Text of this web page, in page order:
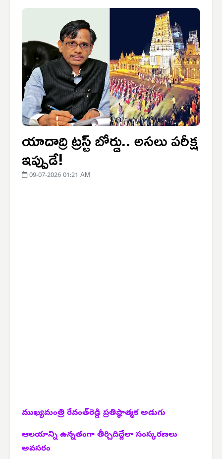
యాదాద్రి ట్రస్ట్ బోర్డు.. అసలు పరీక్ష
ఇప్పుడే!
09-07-2026 01:21 AM
ముఖ్యమంత్రి రేవంత్‌రెడ్డి ప్రతిష్ఠాత్మక అడుగు
ఆలయాన్ని ఉన్నతంగా తీర్చిదిద్దేలా సంస్కరణలు
అవసరం